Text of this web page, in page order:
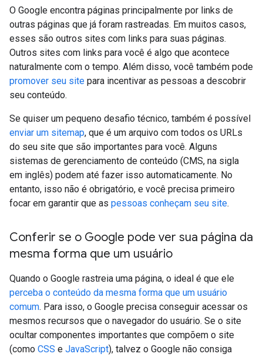
O Google encontra páginas principalmente por links de
outras páginas que já foram rastreadas. Em muitos casos,
esses são outros sites com links para suas páginas.
Outros sites com links para você é algo que acontece
naturalmente com o tempo. Além disso, você também pode
promover seu site para incentivar as pessoas a descobrir
seu conteúdo.
Se quiser um pequeno desafio técnico, também é possível
enviar um sitemap, que é um arquivo com todos os URLs
do seu site que são importantes para você. Alguns
sistemas de gerenciamento de conteúdo (CMS, na sigla
em inglês) podem até fazer isso automaticamente. No
entanto, isso não é obrigatório, e você precisa primeiro
focar em garantir que as pessoas conheçam seu site.
Conferir se o Google pode ver sua página da
mesma forma que um usuário
Quando o Google rastreia uma página, o ideal é que ele
perceba o conteúdo da mesma forma que um usuário
comum. Para isso, o Google precisa conseguir acessar os
mesmos recursos que o navegador do usuário. Se o site
ocultar componentes importantes que compõem o site
(como CSS e JavaScript), talvez o Google não consiga